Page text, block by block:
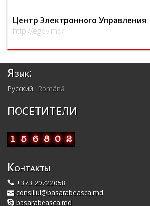
Центр Электронного Управления
http://egov.md/
Язык:
Русский Română
ПОСЕТИТЕЛИ
Контакты
+373 29722058
consiliul@basarabeasca.md
basarabeasca.md